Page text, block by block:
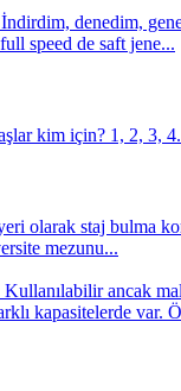
denedim,
speed de saft jene...
kim için? 1, 2, 3,
olarak staj bulma
mezunu...
ancak
kapasitelerde var.